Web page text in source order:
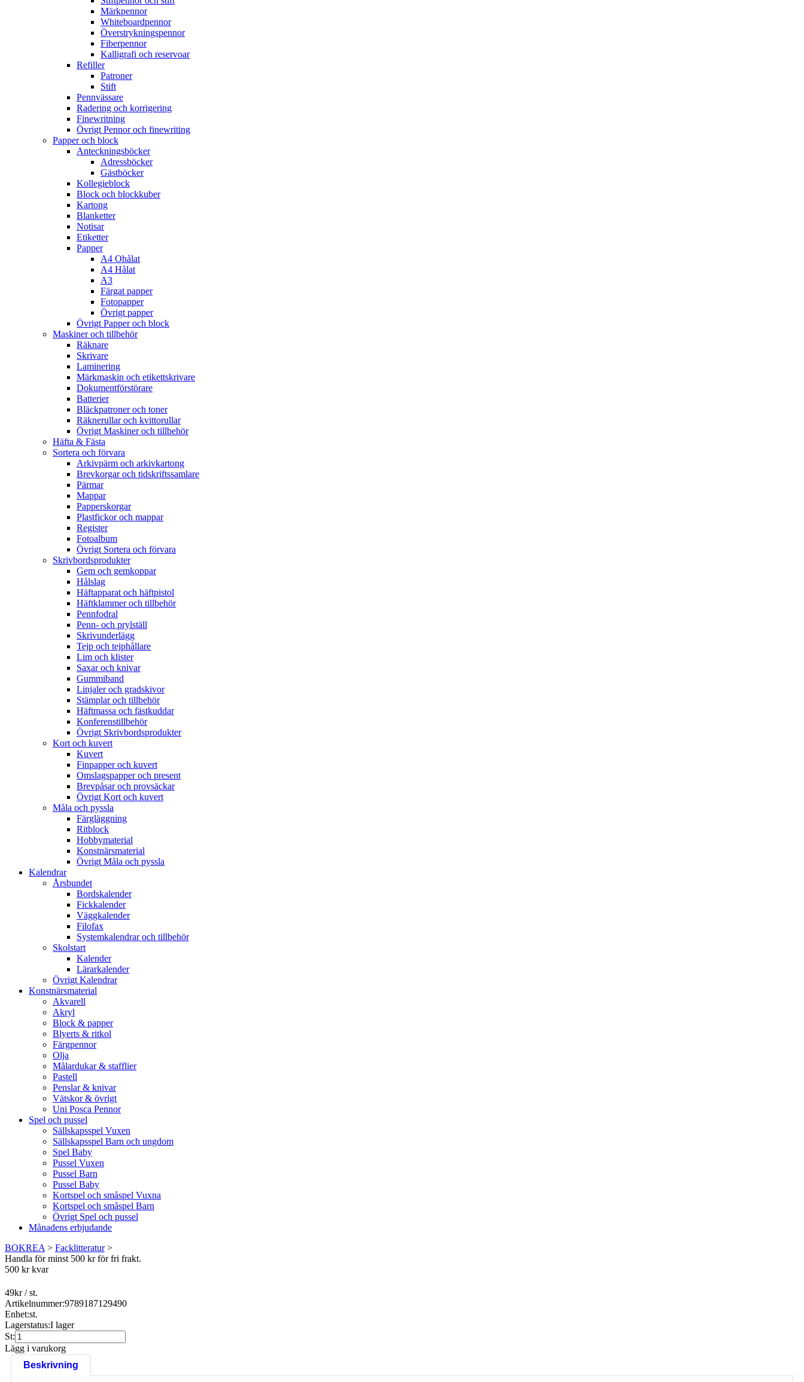
Märkpennor
Whiteboardpennor
Överstrykningspennor
Fiberpennor
Kalligrafi och reservoar
Refiller
Patroner
Stift
Pennvässare
Radering och korrigering
Finewritning
Övrigt Pennor och finewriting
Papper och block
Anteckningsböcker
Adressböcker
Gästböcker
Kollegieblock
Block och blockkuber
Kartong
Blanketter
Notisar
Etiketter
Papper
A4 Ohålat
A4 Hålat
A3
Färgat papper
Fotopapper
Övrigt papper
Övrigt Papper och block
Maskiner och tillbehör
Räknare
Skrivare
Laminering
Märkmaskin och etikettskrivare
Dokumentförstörare
Batterier
Bläckpatroner och toner
Räknerullar och kvittorullar
Övrigt Maskiner och tillbehör
Häfta & Fästa
Sortera och förvara
Arkivpärm och arkivkartong
Brevkorgar och tidskriftssamlare
Pärmar
Mappar
Papperskorgar
Plastfickor och mappar
Register
Fotoalbum
Övrigt Sortera och förvara
Skrivbordsprodukter
Gem och gemkoppar
Hålslag
Häftapparat och häftpistol
Häftklammer och tillbehör
Pennfodral
Penn- och prylställ
Skrivunderlägg
Tejp och tejphållare
Lim och klister
Saxar och knivar
Gummiband
Linjaler och gradskivor
Stämplar och tillbehör
Häftmassa och fästkuddar
Konferenstillbehör
Övrigt Skrivbordsprodukter
Kort och kuvert
Kuvert
Finpapper och kuvert
Omslagspapper och present
Brevpåsar och provsäckar
Övrigt Kort och kuvert
Måla och pyssla
Färgläggning
Ritblock
Hobbymaterial
Konstnärsmaterial
Övrigt Måla och pyssla
Kalendrar
Årsbundet
Bordskalender
Fickkalender
Väggkalender
Filofax
Systemkalendrar och tillbehör
Skolstart
Kalender
Lärarkalender
Övrigt Kalendrar
Konstnärsmaterial
Akvarell
Akryl
Block & papper
Blyerts & ritkol
Färgpennor
Olja
Målardukar & stafflier
Pastell
Penslar & knivar
Vätskor & övrigt
Uni Posca Pennor
Spel och pussel
Sällskapsspel Vuxen
Sällskapsspel Barn och ungdom
Spel Baby
Pussel Vuxen
Pussel Barn
Pussel Baby
Kortspel och småspel Vuxna
Kortspel och småspel Barn
Övrigt Spel och pussel
Månadens erbjudande
BOKREA > Facklitteratur>
Handla för minst 500 kr för fri frakt.
500 kr kvar
49kr/ st.
Artikelnummer:9789187129490
Enhet:st.
Lagerstatus:I lager
St:
Lägg i varukorg
Beskrivning